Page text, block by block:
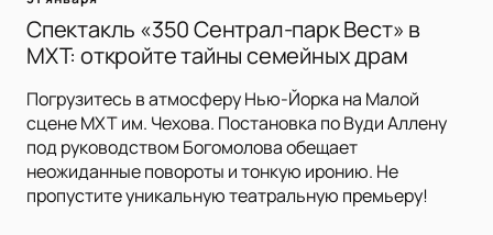
Спектакль «350 Сентрал-парк Вест» в
МХТ: откройте тайны семейных драм
Погрузитесь в атмосферу Нью-Йорка на Малой
сцене МХТ им. Чехова. Постановка по Вуди Аллену
под руководством Богомолова обещает
неожиданные повороты и тонкую иронию. Не
пропустите уникальную театральную премьеру!